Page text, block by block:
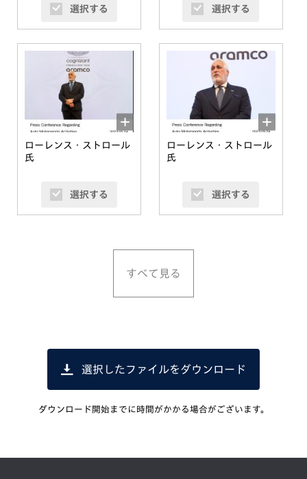
選択する 選択する
ローレンス・ストロール
氏
選択する
ローレンス・ストロール
氏
選択する
すべて見る
選択したファイルをダウンロード
ダウンロード開始までに時間がかかる場合がございます。